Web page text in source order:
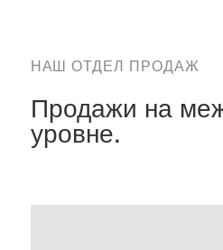
НАШ ОТДЕЛ ПРОДАЖ
Продажи на
уровне.